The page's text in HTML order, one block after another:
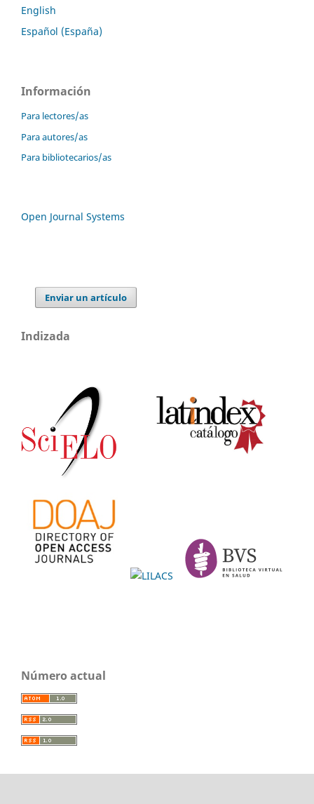
English
Español (España)
Información
Para lectores/as
Para autores/as
Para bibliotecarios/as
Open Journal Systems
Enviar un artículo
Indizada
Número actual